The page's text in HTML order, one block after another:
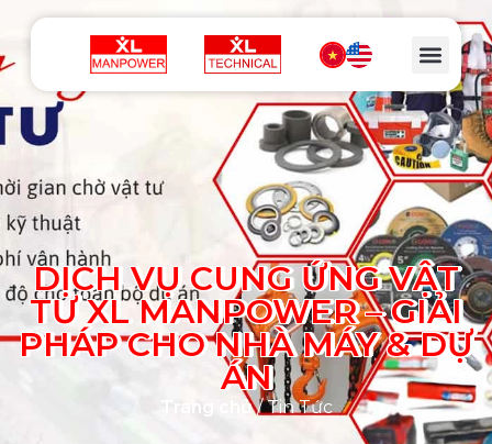
DỊCH VỤ CUNG ỨNG VẬT
TƯ XL MANPOWER – GIẢI
PHÁP CHO NHÀ MÁY & DỰ
ÁN
Trang chủ/ Tin Tức